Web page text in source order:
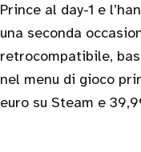
Prince al day-1 e
una seconda
retrocompatibile,
nel menu di gioco
euro su Steam e